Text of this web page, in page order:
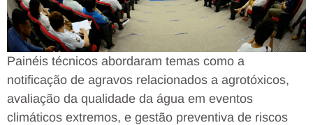
Painéis técnicos abordaram temas como a
notificação de agravos relacionados a agrotóxicos,
avaliação da qualidade da água em eventos
climáticos extremos, e gestão preventiva de riscos